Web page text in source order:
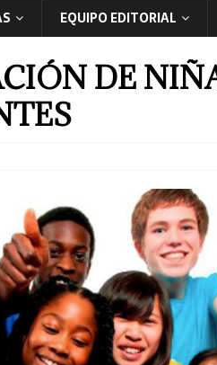
EQUIPO EDITORIAL
DE